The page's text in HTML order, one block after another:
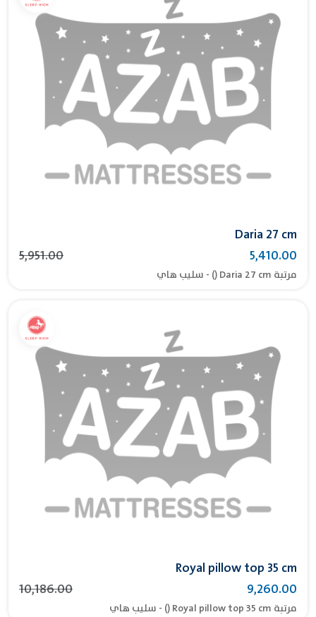
Daria 27 cm
5,410.00
5,951.00
مرتبة Daria 27 cm () - سليب هاي
Royal pillow top 35 cm
9,260.00
10,186.00
مرتبة Royal pillow top 35 cm () - سليب هاي